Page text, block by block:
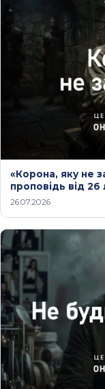
«Корона, яку не
проповідь від
26.07.2026